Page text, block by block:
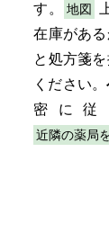
す。
地図
在庫があ
と処方箋
ください。
密に従
近隣の薬局